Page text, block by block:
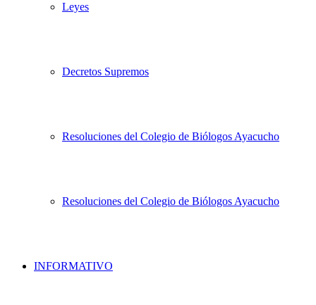
Leyes
Decretos Supremos
Resoluciones del Colegio de Biólogos Ayacucho
Resoluciones del Colegio de Biólogos Ayacucho
INFORMATIVO